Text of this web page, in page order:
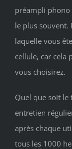
préampli phono
le plus souvent.
laquelle vous
cellule, car cela
vous choisirez.
Quel que soit le
entretien
après chaque
tous les 1000